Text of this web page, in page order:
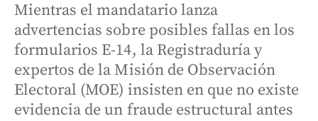
Mientras el mandatario lanza
advertencias sobre posibles fallas en los
formularios E-14, la Registraduría y
expertos de la Misión de Observación
Electoral (MOE) insisten en que no existe
evidencia de un fraude estructural antes